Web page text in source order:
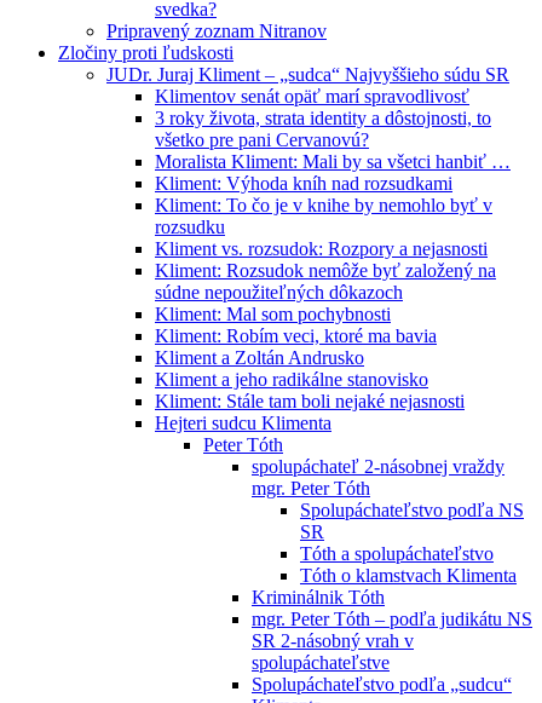
svedka?
Pripravený zoznam Nitranov
Zločiny proti ľudskosti
JUDr. Juraj Kliment – „sudca“ Najvyššieho súdu SR
Klimentov senát opäť marí spravodlivosť
3 roky života, strata identity a dôstojnosti, to
všetko pre pani Cervanovú?
Moralista Kliment: Mali by sa všetci hanbiť …
Kliment: Výhoda kníh nad rozsudkami
Kliment: To čo je v knihe by nemohlo byť v
rozsudku
Kliment vs. rozsudok: Rozpory a nejasnosti
Kliment: Rozsudok nemôže byť založený na
súdne nepoužiteľných dôkazoch
Kliment: Mal som pochybnosti
Kliment: Robím veci, ktoré ma bavia
Kliment a Zoltán Andrusko
Kliment a jeho radikálne stanovisko
Kliment: Stále tam boli nejaké nejasnosti
Hejteri sudcu Klimenta
Peter Tóth
spolupáchateľ 2-násobnej vraždy
mgr. Peter Tóth
Spolupáchateľstvo podľa NS
SR
Tóth a spolupáchateľstvo
Tóth o klamstvach Klimenta
Kriminálnik Tóth
mgr. Peter Tóth – podľa judikátu NS
SR 2-násobný vrah v
spolupáchateľstve
Spolupáchateľstvo podľa „sudcu“